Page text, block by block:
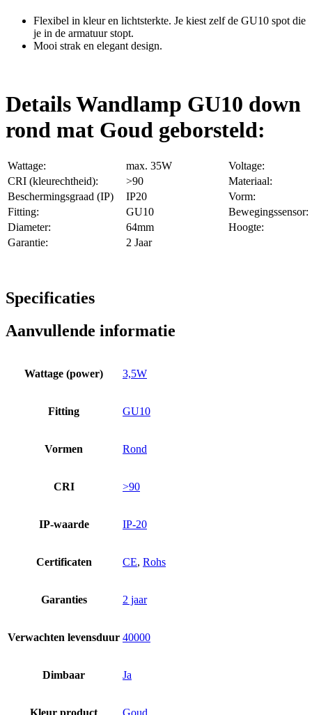
Flexibel in kleur en lichtsterkte. Je kiest zelf de GU10 spot die
je in de armatuur stopt.
Mooi strak en elegant design.
Details Wandlamp GU10 down
rond mat Goud geborsteld:
Wattage: max. 35W
Voltage:
CRI (kleurechtheid):
>90
Materiaal:
Beschermingsgraad (IP)
IP20
Vorm:
Fitting:
GU10
Bewegingssensor:
Diameter:
64mm
Hoogte:
Garantie:
2 Jaar
Specificaties
Aanvullende informatie
Wattage (power) 3,5W
Fitting GU10
Vormen Rond
CRI >90
IP-waarde IP-20
Certificaten CE, Rohs
Garanties 2 jaar
Verwachten levensduur 40000
Dimbaar Ja
Kleur product Goud